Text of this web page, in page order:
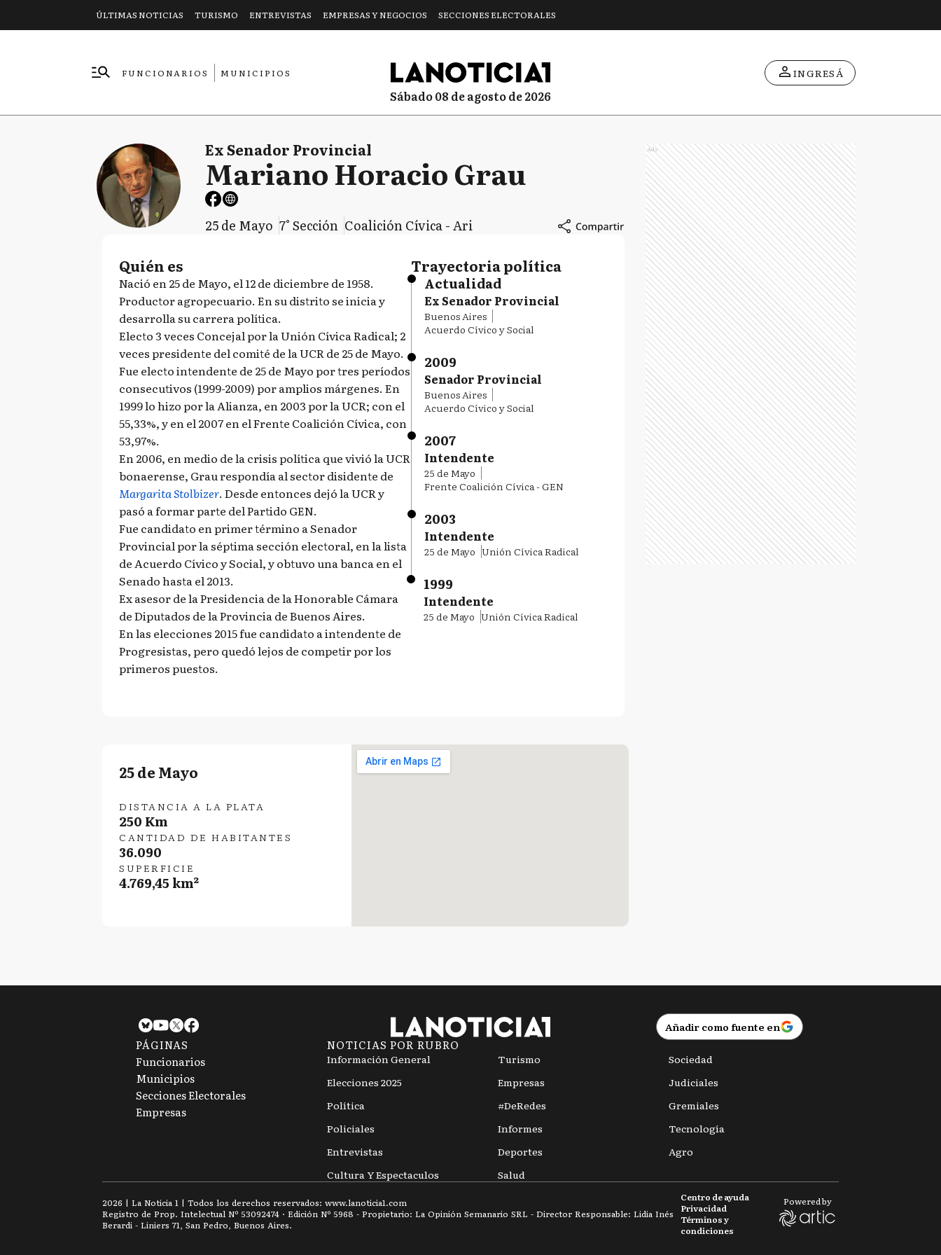
ÚLTIMAS NOTICIAS TURISMO ENTREVISTAS EMPRESAS Y NEGOCIOS SECCIONES ELECTORALES
FUNCIONARIOS
MUNICIPIOS
sábado 08 de agosto de 2026
INGRESÁ
Ex Senador Provincial
Mariano Horacio Grau
25 de Mayo 7° Sección Coalición Cívica - Ari
Quién es
Nació en 25 de Mayo, el 12 de diciembre de 1958.
Productor agropecuario. En su distrito se inicia y
desarrolla su carrera política.
Electo 3 veces Concejal por la Unión Cívica Radical; 2
veces presidente del comité de la UCR de 25 de Mayo.
Fue electo intendente de 25 de Mayo por tres períodos
consecutivos (1999-2009) por amplios márgenes. En
1999 lo hizo por la Alianza, en 2003 por la UCR; con el
55,33%, y en el 2007 en el Frente Coalición Cívica, con
53,97%.
En 2006, en medio de la crisis política que vivió la UCR
bonaerense, Grau respondía al sector disidente de
Margarita Stolbizer. Desde entonces dejó la UCR y
pasó a formar parte del Partido GEN.
Fue candidato en primer término a Senador
Provincial por la séptima sección electoral, en la lista
de Acuerdo Cívico y Social, y obtuvo una banca en el
Senado hasta el 2013.
Ex asesor de la Presidencia de la Honorable Cámara
de Diputados de la Provincia de Buenos Aires.
En las elecciones 2015 fue candidato a intendente de
Progresistas, pero quedó lejos de competir por los
primeros puestos.
Trayectoria política
Actualidad
Ex Senador Provincial
Buenos Aires
Acuerdo Cívico y Social
2009
Senador Provincial
Buenos Aires
Acuerdo Cívico y Social
2007
Intendente
25 de Mayo
Frente Coalición Cívica - GEN
2003
Intendente
25 de Mayo Unión Cívica Radical
1999
Intendente
25 de Mayo Unión Cívica Radical
25 de Mayo
DISTANCIA A LA PLATA
250 Km
CANTIDAD DE HABITANTES
36.090
SUPERFICIE
4.769,45 km²
Ads
Añadir como fuente en
PÁGINAS
Funcionarios
Municipios
Secciones Electorales
Empresas
NOTICIAS POR RUBRO
Información General
Elecciones 2025
Política
Policiales
Entrevistas
Cultura Y Espectaculos
Turismo
Empresas
#DeRedes
Informes
Deportes
Salud
Sociedad
Judiciales
Gremiales
Tecnología
Agro
2026 | La Noticia 1 | Todos los derechos reservados: www.lanoticia1.com
Registro de Prop. Intelectual Nº 53092474 · Edición Nº 5968 - Propietario: La Opinión Semanario SRL - Director Responsable: Lidia Inés
Berardi - Liniers 71, San Pedro, Buenos Aires.
Términos y
condiciones
Privacidad
Centro de ayuda Powered by